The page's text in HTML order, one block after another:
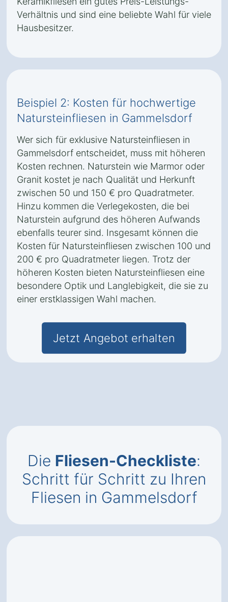
Verhältnis und sind eine beliebte Wahl für viele
Hausbesitzer.
Beispiel 2: Kosten für hochwertige
Natursteinfliesen in Gammelsdorf
Wer sich für exklusive Natursteinfliesen in
Gammelsdorf entscheidet, muss mit höheren
Kosten rechnen. Naturstein wie Marmor oder
Granit kostet je nach Qualität und Herkunft
zwischen 50 und 150 € pro Quadratmeter.
Hinzu kommen die Verlegekosten, die bei
Naturstein aufgrund des höheren Aufwands
ebenfalls teurer sind. Insgesamt können die
Kosten für Natursteinfliesen zwischen 100 und
200 € pro Quadratmeter liegen. Trotz der
höheren Kosten bieten Natursteinfliesen eine
besondere Optik und Langlebigkeit, die sie zu
einer erstklassigen Wahl machen.
Jetzt Angebot erhalten
Die Fliesen-Checkliste:
Schritt für Schritt zu Ihren
Fliesen in Gammelsdorf